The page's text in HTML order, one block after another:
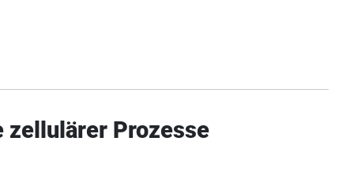
zellulärer Prozesse